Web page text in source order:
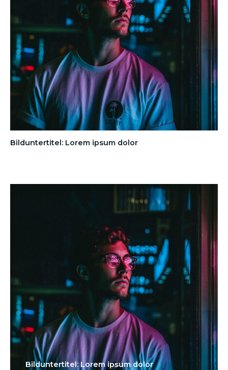
Bilduntertitel: Lorem ipsum dolor
Bilduntertitel: Lorem ipsum dolor